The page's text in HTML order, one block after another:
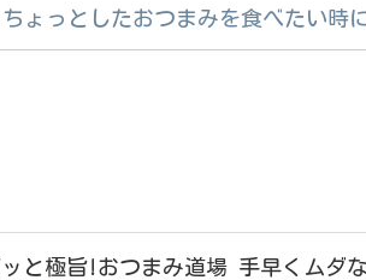
ょっとしたおつまみを食べたい時
と極旨!おつまみ道場 手早くムダ